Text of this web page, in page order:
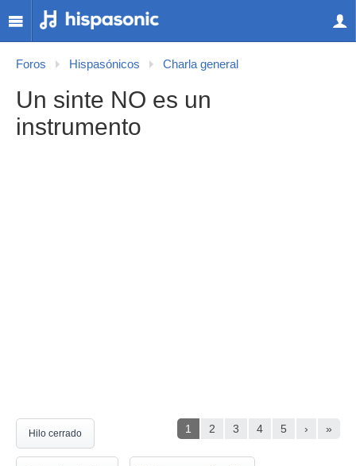
Foros Hispasónicos Charla general
Un sinte NO es un
instrumento
1 2 3 4 5 › »
Hilo cerrado